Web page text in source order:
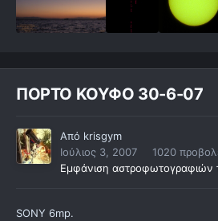
ΠΟΡΤΟ ΚΟΥΦΟ 30-6-07
Από krisgym
Ιούλιος 3, 2007
1020
Εμφάνιση αστροφωτογραφιών
SONY 6mp.